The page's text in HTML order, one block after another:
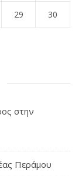
29 30
στην
Περάμου